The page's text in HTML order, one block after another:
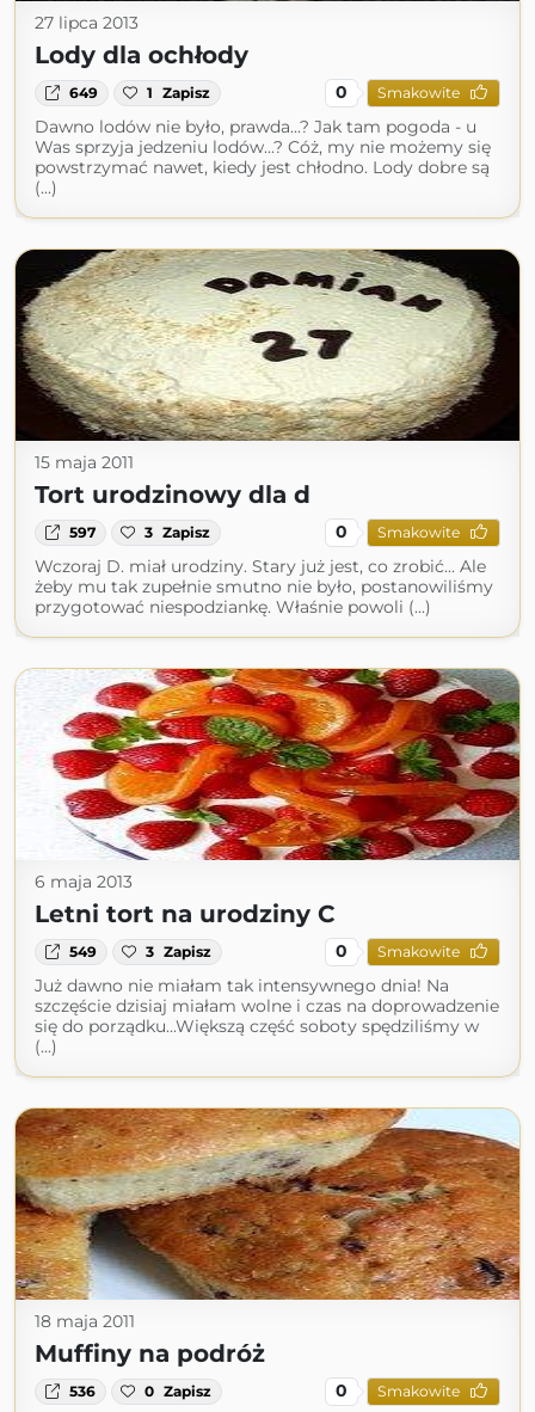
27 lipca 2013
Lody dla ochłody
649 1 Zapisz 0 Smakowite
Dawno lodów nie było, prawda...? Jak tam pogoda - u
Was sprzyja jedzeniu lodów...? Cóż, my nie możemy się
powstrzymać nawet, kiedy jest chłodno. Lody dobre są
(...)
15 maja 2011
Tort urodzinowy dla d
597 3 Zapisz 0 Smakowite
Wczoraj D. miał urodziny. Stary już jest, co zrobić... Ale
żeby mu tak zupełnie smutno nie było, postanowiliśmy
przygotować niespodziankę. Właśnie powoli (...)
6 maja 2013
Letni tort na urodziny C
549 3 Zapisz 0 Smakowite
Już dawno nie miałam tak intensywnego dnia! Na
szczęście dzisiaj miałam wolne i czas na doprowadzenie
się do porządku...Większą część soboty spędziliśmy w
(...)
18 maja 2011
Muffiny na podróż
536 0 Zapisz 0 Smakowite